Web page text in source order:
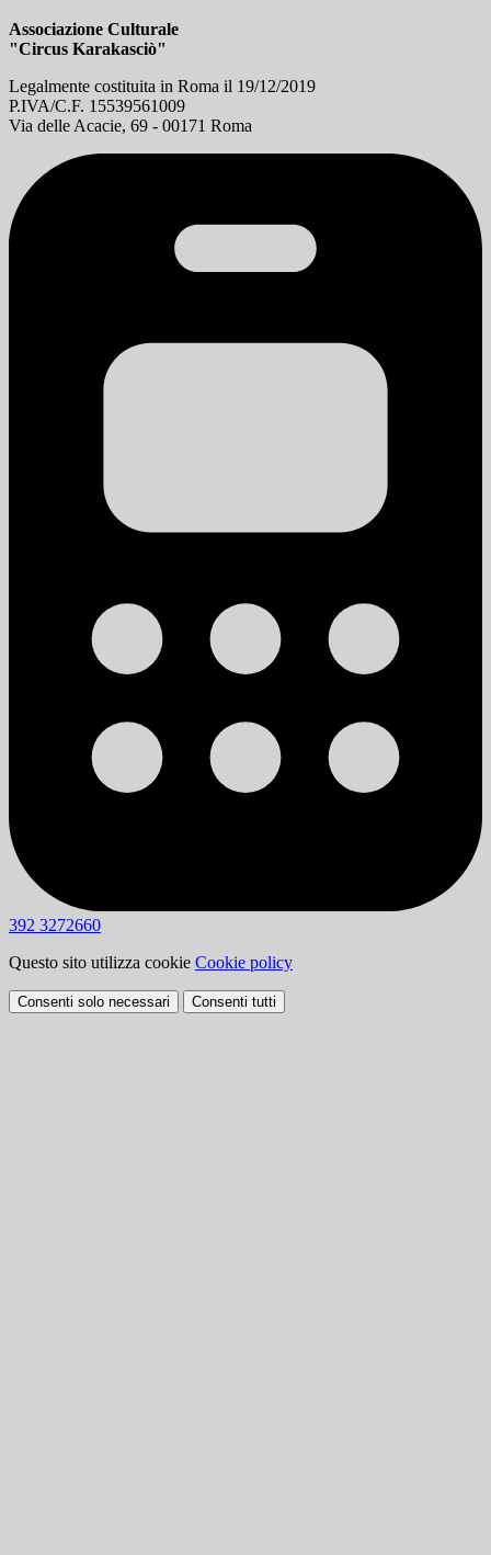
Associazione Culturale
"Circus Karakasciò"
Legalmente costituita in Roma il 19/12/2019
P.IVA/C.F. 15539561009
Via delle Acacie, 69 - 00171 Roma
392 3272660
Questo sito utilizza cookie Cookie policy
Consenti solo necessari Consenti tutti